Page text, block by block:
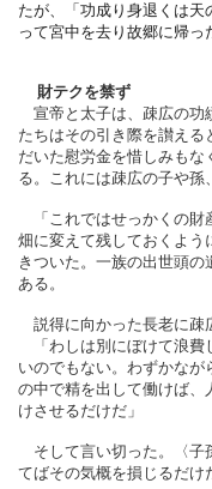
たが、「功成り身退くは天
って宮中を去り故郷に帰
財テクを禁ず
宣帝と太子は、疎広の功
たちはその引き際を讃える
だいた慰労金を惜しみもな
る。これには疎広の子や孫、
「これではせっかくの財
畑に変えて残しておくよう
きついた。 一族の出世頭の
ある。
説得に向かった長老に疎
「わしは別にぼけて浪費
いのでもない。 わずかなが
の中で精を出して働けば、
けさせるだけだ」
そして言い切った。〈子
てばその気概を損じるだけ